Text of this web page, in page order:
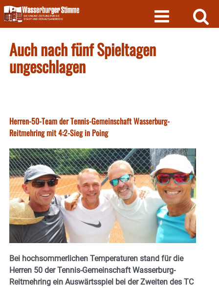
Skip
to
content
Auch nach fünf Spieltagen
ungeschlagen
Herren-50-Team der Tennis-Gemeinschaft Wasserburg-
Reitmehring mit 4:2-Sieg in Poing
Bei hochsommerlichen Temperaturen stand für die
Herren 50 der Tennis-Gemeinschaft Wasserburg-
Reitmehring ein Auswärtsspiel bei der Zweiten des TC